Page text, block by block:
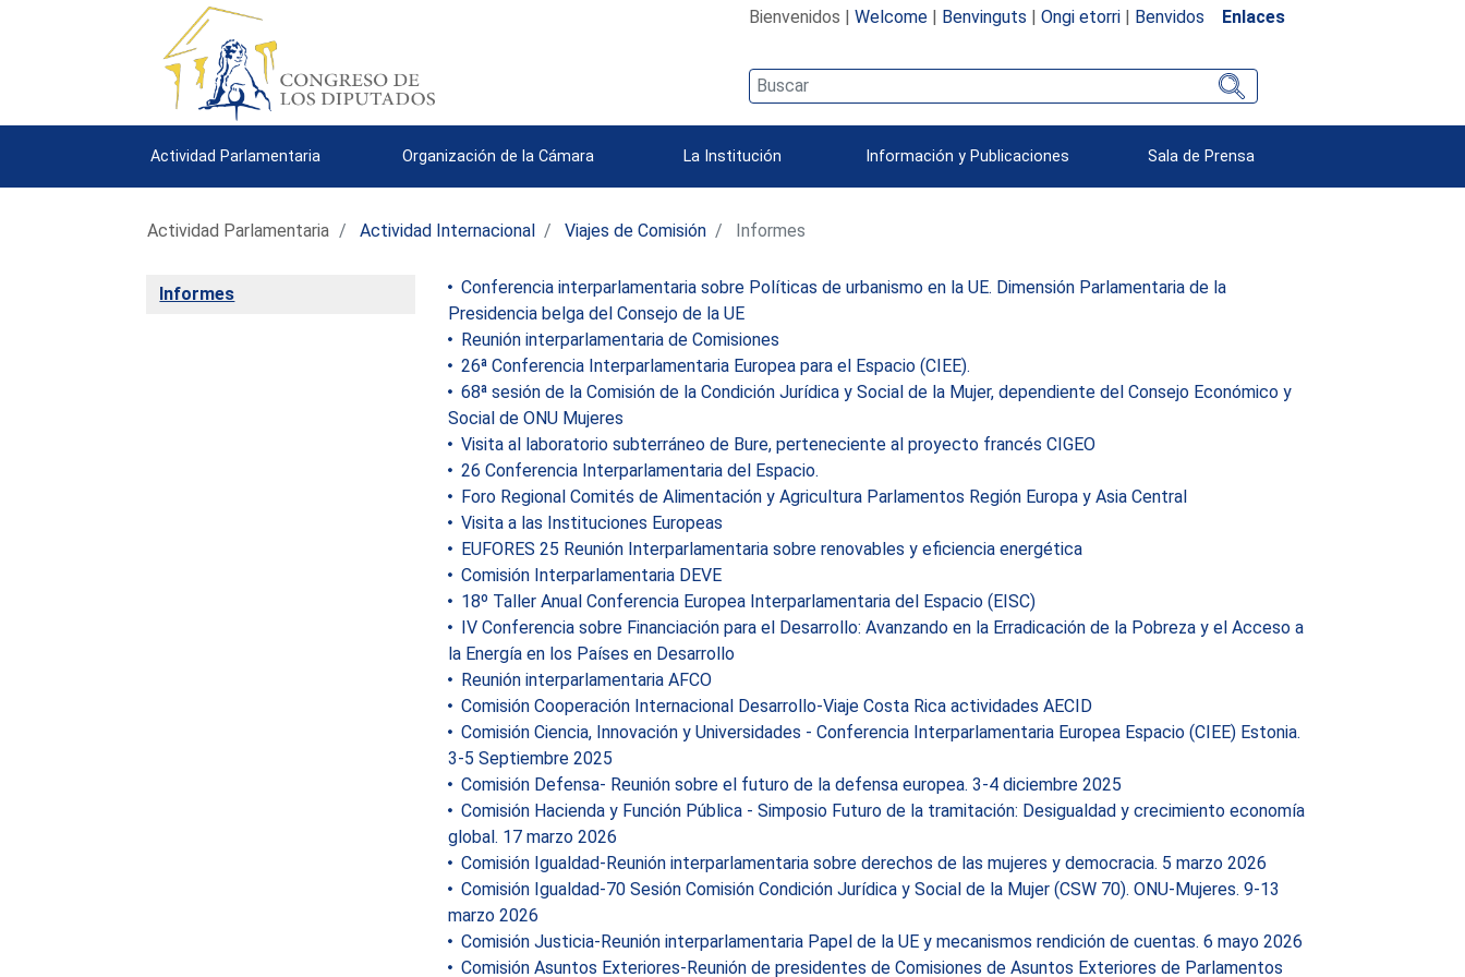
Bienvenidos | Welcome| Benvinguts | Ongi etorri| Benvidos Enlaces
Actividad Parlamentaria Organización de la Cámara La Institución Información y Publicaciones Sala de Prensa
Actividad Parlamentaria Actividad Internacional Viajes de Comisión Informes
Informes
Conferencia interparlamentaria sobre Políticas de urbanismo en la UE. Dimensión Parlamentaria de la
Presidencia belga del Consejo de la UE
Reunión interparlamentaria de Comisiones
26ª Conferencia Interparlamentaria Europea para el Espacio (CIEE).
68ª sesión de la Comisión de la Condición Jurídica y Social de la Mujer, dependiente del Consejo Económico y
Social de ONU Mujeres
Visita al laboratorio subterráneo de Bure, perteneciente al proyecto francés CIGEO
26 Conferencia Interparlamentaria del Espacio.
Foro Regional Comités de Alimentación y Agricultura Parlamentos Región Europa y Asia Central
Visita a las Instituciones Europeas
EUFORES 25 Reunión Interparlamentaria sobre renovables y eficiencia energética
Comisión Interparlamentaria DEVE
18º Taller Anual Conferencia Europea Interparlamentaria del Espacio (EISC)
IV Conferencia sobre Financiación para el Desarrollo: Avanzando en la Erradicación de la Pobreza y el Acceso a
la Energía en los Países en Desarrollo
Reunión interparlamentaria AFCO
Comisión Cooperación Internacional Desarrollo-Viaje Costa Rica actividades AECID
Comisión Ciencia, Innovación y Universidades - Conferencia Interparlamentaria Europea Espacio (CIEE) Estonia.
3-5 Septiembre 2025
Comisión Defensa- Reunión sobre el futuro de la defensa europea. 3-4 diciembre 2025
Comisión Hacienda y Función Pública - Simposio Futuro de la tramitación: Desigualdad y crecimiento economía
global. 17 marzo 2026
Comisión Igualdad-Reunión interparlamentaria sobre derechos de las mujeres y democracia. 5 marzo 2026
Comisión Igualdad-70 Sesión Comisión Condición Jurídica y Social de la Mujer (CSW 70). ONU-Mujeres. 9-13
marzo 2026
Comisión Justicia-Reunión interparlamentaria Papel de la UE y mecanismos rendición de cuentas. 6 mayo 2026
Comisión Asuntos Exteriores-Reunión de presidentes de Comisiones de Asuntos Exteriores de Parlamentos